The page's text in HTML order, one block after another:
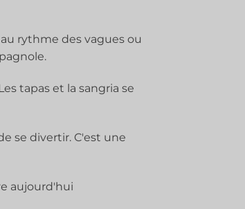
rythme des vagues ou
tapas et la sangria se
se divertir. C'est une
aujourd'hui